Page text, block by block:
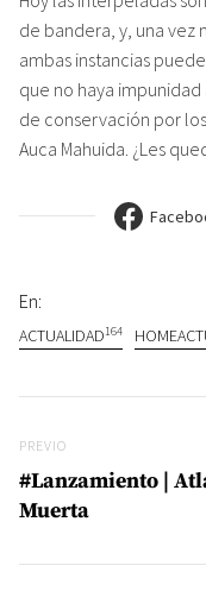
de bandera, y, una vez
ambas instancias
que no haya
de conservación por
Auca Mahuida. ¿Les
En:
ACTUALIDAD164
Previo
PREVIO
#Lanzamiento |
Muerta